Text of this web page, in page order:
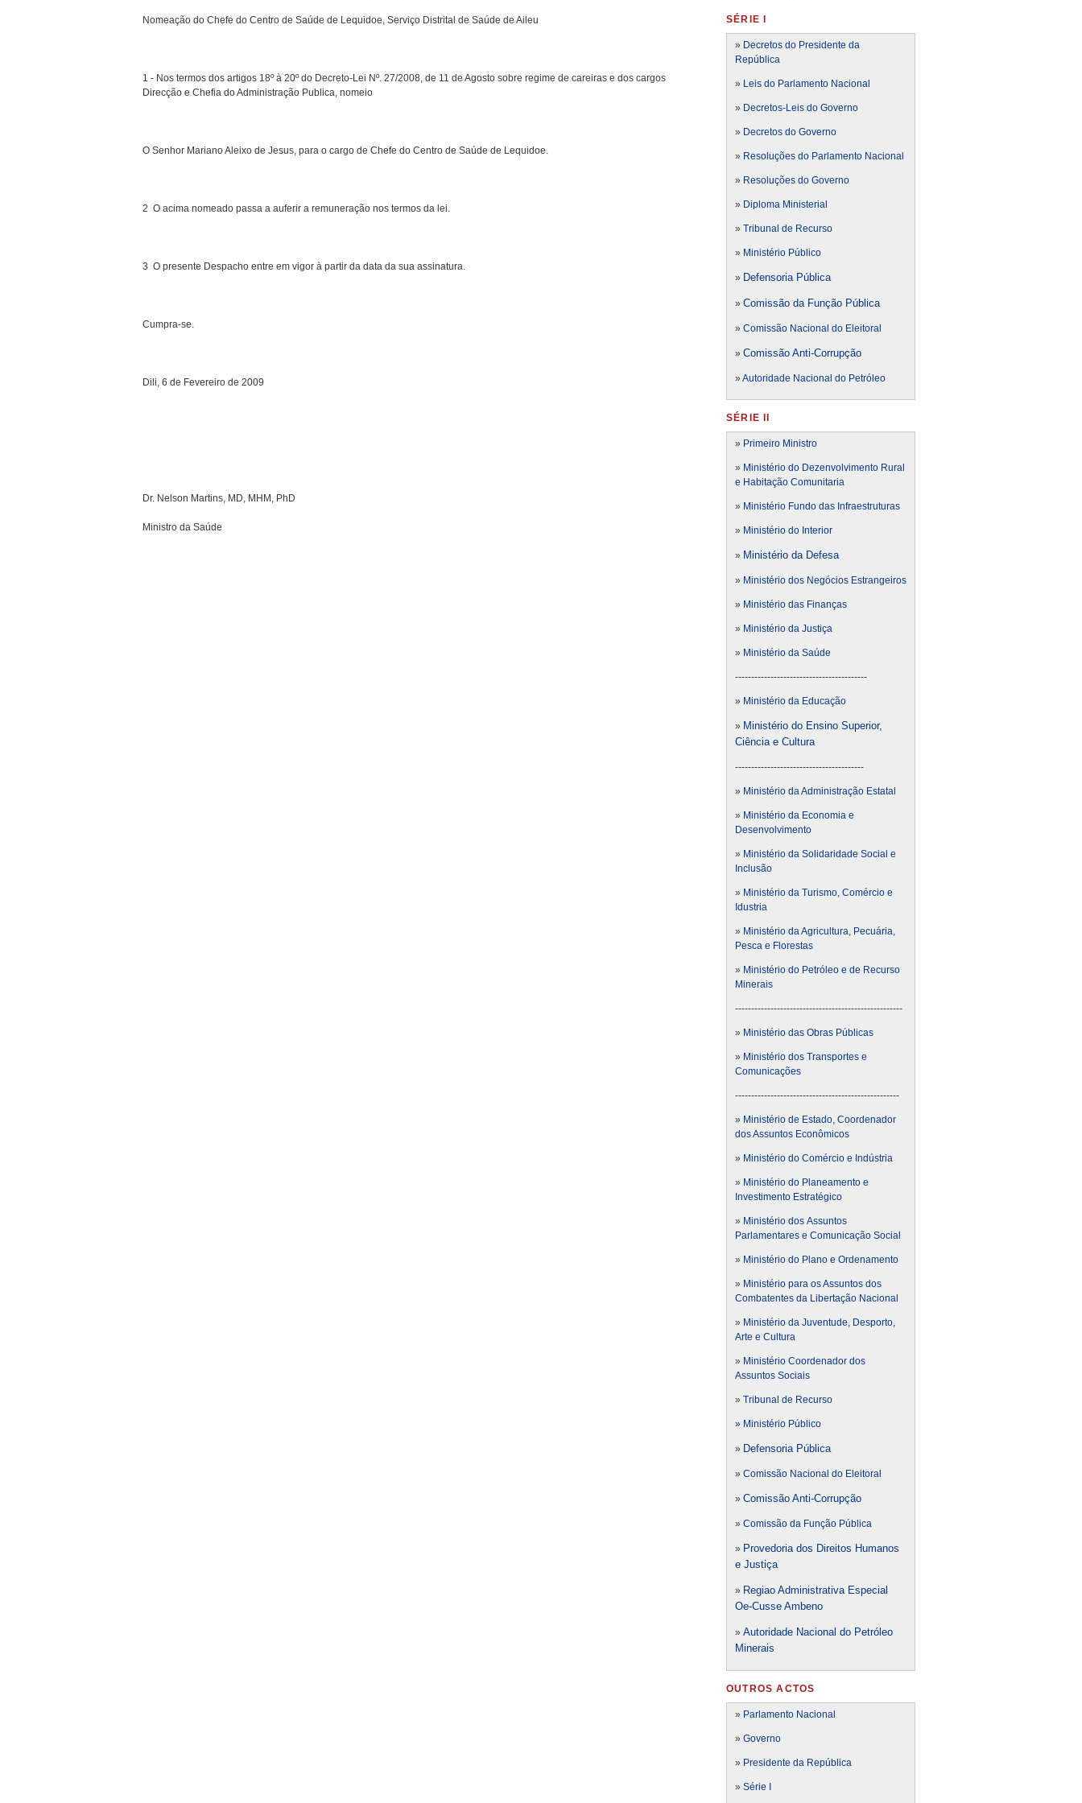
Nomeação do Chefe do Centro de Saúde de Lequidoe, Serviço Distrital de Saúde de Aileu
1 - Nos termos dos artigos 18º à 20º do Decreto-Lei Nº. 27/2008, de 11 de Agosto sobre regime de careiras e dos cargos
Direcção e Chefia do Administração Publica, nomeio
O Senhor Mariano Aleixo de Jesus, para o cargo de Chefe do Centro de Saúde de Lequidoe.
2  O acima nomeado passa a auferir a remuneração nos termos da lei.
3  O presente Despacho entre em vigor à partir da data da sua assinatura.
Cumpra-se.
Dili, 6 de Fevereiro de 2009
Dr. Nelson Martins, MD, MHM, PhD
Ministro da Saúde
SÉRIE I
» Decretos do Presidente da
República
» Leis do Parlamento Nacional
» Decretos-Leis do Governo
» Decretos do Governo
» Resoluções do Parlamento Nacional
» Resoluções do Governo
» Diploma Ministerial
» Tribunal de Recurso
» Ministério Público
» Defensoria Pública
» Comissão da Função Pública
» Comissão Nacional do Eleitoral
» Comissão Anti-Corrupção
» Autoridade Nacional do Petróleo
SÉRIE II
» Primeiro Ministro
» Ministério do Dezenvolvimento Rural
e Habitação Comunitaria
» Ministério Fundo das Infraestruturas
» Ministério do Interior
» Ministério da Defesa
» Ministério dos Negócios Estrangeiros
» Ministério das Finanças
» Ministério da Justiça
» Ministério da Saúde
-----------------------------------------
» Ministério da Educação
» Ministério do Ensino Superior,
Ciência e Cultura
----------------------------------------
» Ministério da Administração Estatal
» Ministério da Economia e
Desenvolvimento
» Ministério da Solidaridade Social e
Inclusão
» Ministério da Turismo, Comércio e
Idustria
» Ministério da Agricultura, Pecuária,
Pesca e Florestas
» Ministério do Petróleo e de Recurso
Minerais
----------------------------------------------------
» Ministério das Obras Públicas
» Ministério dos Transportes e
Comunicações
---------------------------------------------------
» Ministério de Estado, Coordenador
dos Assuntos Econômicos
» Ministério do Comércio e Indústria
» Ministério do Planeamento e
Investimento Estratégico
» Ministério dos Assuntos
Parlamentares e Comunicação Social
» Ministério do Plano e Ordenamento
» Ministério para os Assuntos dos
Combatentes da Libertação Nacional
» Ministério da Juventude, Desporto,
Arte e Cultura
» Ministério Coordenador dos
Assuntos Sociais
» Tribunal de Recurso
» Ministério Público
» Defensoria Pública
» Comissão Nacional do Eleitoral
» Comissão Anti-Corrupção
» Comissão da Função Pública
» Provedoria dos Direitos Humanos
e Justiça
» Regiao Administrativa Especial
Oe-Cusse Ambeno
» Autoridade Nacional do Petróleo
Minerais
OUTROS ACTOS
» Parlamento Nacional
» Governo
» Presidente da República
» Série I